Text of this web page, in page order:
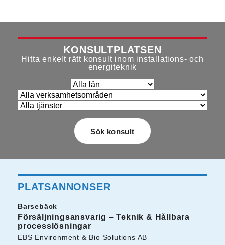
KONSULTPLATSEN
Hitta enkelt rätt konsult inom installations- och
energiteknik
PLATSANNONSER
Barsebäck
Försäljningsansvarig – Teknik & Hållbara
processlösningar
EBS Environment & Bio Solutions AB